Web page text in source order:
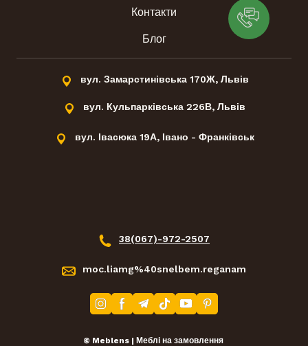
Контакти
Блог
вул. Замарстинівська 170Ж, Львів
вул. Кульпарківська 226В, Львів
вул. Івасюка 19А, Івано - Франківськ
38(067)-972-2507
moc.liamg%40snelbem.reganam
© Meblens | Меблі на замовлення